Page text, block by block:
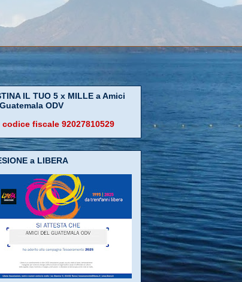
IL TUO 5 x MILLE a Amici
ODV
codice fiscale 92027810529
a LIBERA